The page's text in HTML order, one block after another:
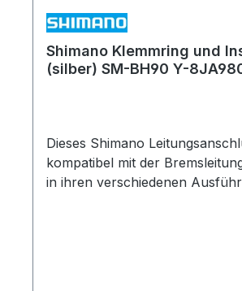
Shimano Klemmring und
(silber) SM-BH90 Y-
Dieses Shimano
kompatibel mit der
in ihren verschiedenen